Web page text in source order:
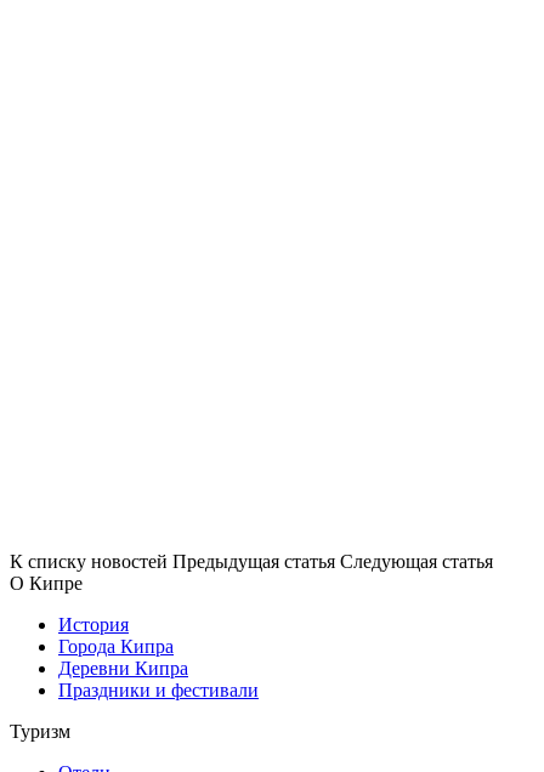
К списку новостей Предыдущая статья Следующая статья
О Кипре
История
Города Кипра
Деревни Кипра
Праздники и фестивали
Туризм